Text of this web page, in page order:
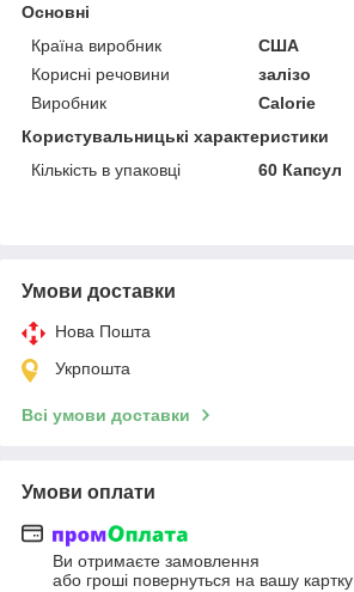
Основні
Країна виробник
США
Корисні речовини
залізо
Виробник
Calorie
Користувальницькі характеристики
Кількість в упаковці
60 Капсул
Умови доставки
Нова Пошта
Укрпошта
Всі умови доставки
Умови оплати
Ви отримаєте замовлення
або гроші повернуться на вашу картку